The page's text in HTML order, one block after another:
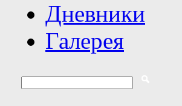
Дневники
Галерея